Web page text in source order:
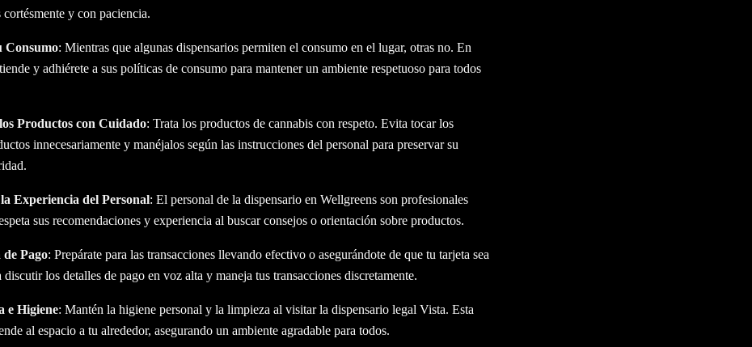
cortésmente y con paciencia.
Consumo: Mientras que algunas dispensarios permiten el consumo en el lugar, otras no. En
y adhiérete a sus políticas de consumo para mantener un ambiente respetuoso para todos
Productos con Cuidado: Trata los productos de cannabis con respeto. Evita tocar los
innecesariamente y manéjalos según las instrucciones del personal para preservar su
Experiencia del Personal: El personal de la dispensario en Wellgreens son profesionales
sus recomendaciones y experiencia al buscar consejos o orientación sobre productos.
Pago: Prepárate para las transacciones llevando efectivo o asegurándote de que tu tarjeta sea
discutir los detalles de pago en voz alta y maneja tus transacciones discretamente.
e Higiene: Mantén la higiene personal y la limpieza al visitar la dispensario legal Vista. Esta
al espacio a tu alrededor, asegurando un ambiente agradable para todos.